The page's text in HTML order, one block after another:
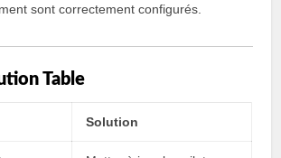
sont correctement configurés.
Table
Solution